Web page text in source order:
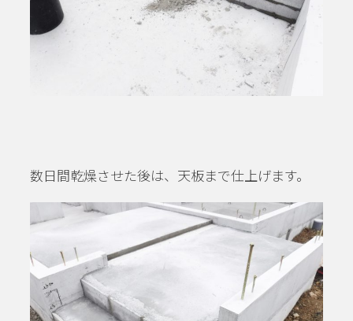
数日間乾燥させた後は、天板まで仕上げます。